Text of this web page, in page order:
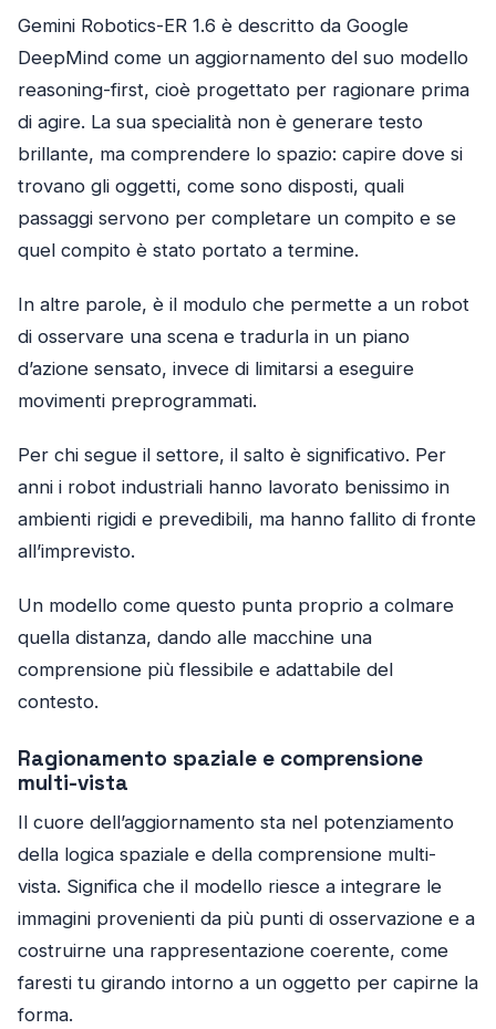
Gemini Robotics-ER 1.6 è descritto da Google
DeepMind come un aggiornamento del suo modello
reasoning-first, cioè progettato per ragionare prima
di agire. La sua specialità non è generare testo
brillante, ma comprendere lo spazio: capire dove si
trovano gli oggetti, come sono disposti, quali
passaggi servono per completare un compito e se
quel compito è stato portato a termine.
In altre parole, è il modulo che permette a un robot
di osservare una scena e tradurla in un piano
d’azione sensato, invece di limitarsi a eseguire
movimenti preprogrammati.
Per chi segue il settore, il salto è significativo. Per
anni i robot industriali hanno lavorato benissimo in
ambienti rigidi e prevedibili, ma hanno fallito di fronte
all’imprevisto.
Un modello come questo punta proprio a colmare
quella distanza, dando alle macchine una
comprensione più flessibile e adattabile del
contesto.
Ragionamento spaziale e comprensione
multi-vista
Il cuore dell’aggiornamento sta nel potenziamento
della logica spaziale e della comprensione multi-
vista. Significa che il modello riesce a integrare le
immagini provenienti da più punti di osservazione e a
costruirne una rappresentazione coerente, come
faresti tu girando intorno a un oggetto per capirne la
forma.